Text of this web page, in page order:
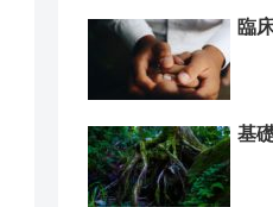
臨
基